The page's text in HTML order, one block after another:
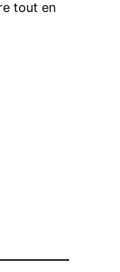
tout en